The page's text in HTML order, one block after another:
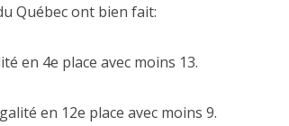
Québec ont bien fait:
en 4e place avec moins 13.
en 12e place avec moins 9.